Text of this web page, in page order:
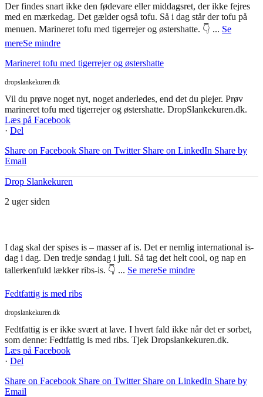
Der findes snart ikke den fødevare eller middagsret, der ikke fejres
med en mærkedag. Det gælder også tofu. Så i dag står der tofu på
menuen. Marineret tofu med tigerrejer og østershatte. 👇 ... Se
mereSe mindre
Marineret tofu med tigerrejer og østershatte
dropslankekuren.dk
Vil du prøve noget nyt, noget anderledes, end det du plejer. Prøv
marineret tofu med tigerrejer og østershatte. DropSlankekuren.dk.
Læs på Facebook
· Del
Share on Facebook Share on Twitter Share on LinkedIn Share by
Email
Drop Slankekuren
2 uger siden
I dag skal der spises is – masser af is. Det er nemlig international is-
dag i dag. Den tredje søndag i juli. Så tag det helt cool, og nap en
tallerkenfuld lækker ribs-is. 👇 ... Se mereSe mindre
Fedtfattig is med ribs
dropslankekuren.dk
Fedtfattig is er ikke svært at lave. I hvert fald ikke når det er sorbet,
som denne: Fedtfattig is med ribs. Tjek Dropslankekuren.dk.
Læs på Facebook
· Del
Share on Facebook Share on Twitter Share on LinkedIn Share by
Email